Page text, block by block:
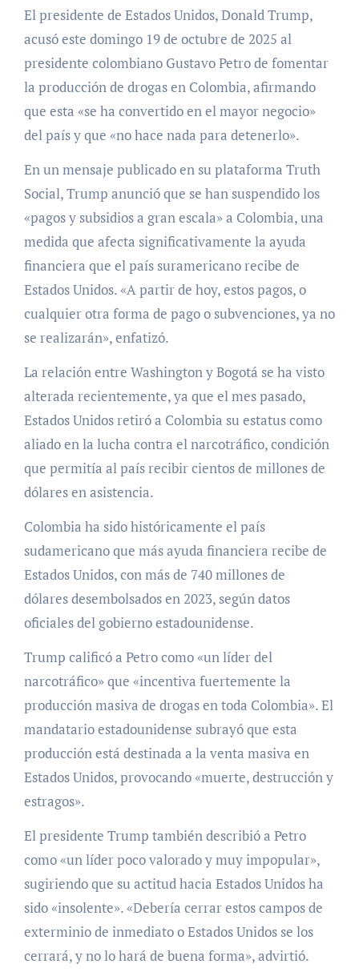
El presidente de Estados Unidos, Donald Trump,
acusó este domingo 19 de octubre de 2025 al
presidente colombiano Gustavo Petro de fomentar
la producción de drogas en Colombia, afirmando
que esta «se ha convertido en el mayor negocio»
del país y que «no hace nada para detenerlo».
En un mensaje publicado en su plataforma Truth
Social, Trump anunció que se han suspendido los
«pagos y subsidios a gran escala» a Colombia, una
medida que afecta significativamente la ayuda
financiera que el país suramericano recibe de
Estados Unidos. «A partir de hoy, estos pagos, o
cualquier otra forma de pago o subvenciones, ya no
se realizarán», enfatizó.
La relación entre Washington y Bogotá se ha visto
alterada recientemente, ya que el mes pasado,
Estados Unidos retiró a Colombia su estatus como
aliado en la lucha contra el narcotráfico, condición
que permitía al país recibir cientos de millones de
dólares en asistencia.
Colombia ha sido históricamente el país
sudamericano que más ayuda financiera recibe de
Estados Unidos, con más de 740 millones de
dólares desembolsados en 2023, según datos
oficiales del gobierno estadounidense.
Trump calificó a Petro como «un líder del
narcotráfico» que «incentiva fuertemente la
producción masiva de drogas en toda Colombia». El
mandatario estadounidense subrayó que esta
producción está destinada a la venta masiva en
Estados Unidos, provocando «muerte, destrucción y
estragos».
El presidente Trump también describió a Petro
como «un líder poco valorado y muy impopular»,
sugiriendo que su actitud hacia Estados Unidos ha
sido «insolente». «Debería cerrar estos campos de
exterminio de inmediato o Estados Unidos se los
cerrará, y no lo hará de buena forma», advirtió.